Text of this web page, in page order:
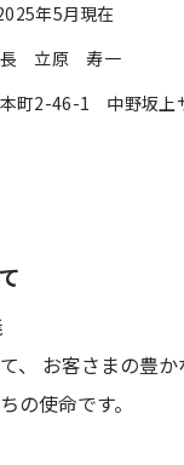
年5月現在
長 立原 寿一
町2-46-1 中野坂上
、 お客さまの豊
の使命です。